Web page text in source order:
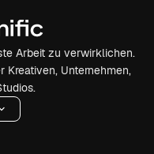
Arbeit zu verwirklichen.
Kreativen, Unternehmen,